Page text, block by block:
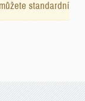
standardní